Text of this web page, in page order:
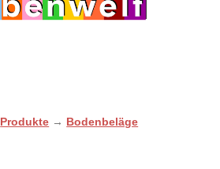
Produkte → Bodenbeläge